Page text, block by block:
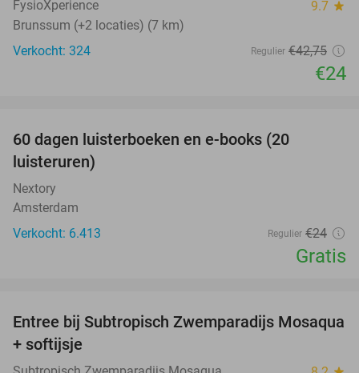
FysioXperience 9.7 star
Brunssum (+2 locaties) (7 km)
Verkocht: 324
Regulier €42,75
€24
60 dagen luisterboeken en e-books (20
luisteruren)
Nextory
Amsterdam
Verkocht: 6.413
Regulier €24
Gratis
25%
Entree bij Subtropisch Zwemparadijs Mosaqua
+ softijsje